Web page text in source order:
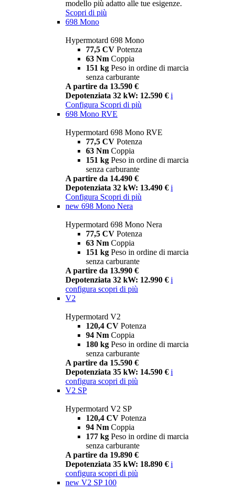
modello più adatto alle tue esigenze.
Scopri di più
698 Mono
Hypermotard 698 Mono
77,5 CV Potenza
63 Nm Coppia
151 kg Peso in ordine di marcia
senza carburante
A partire da 13.590 €
Depotenziata 32 kW: 12.590 € i
Configura Scopri di più
698 Mono RVE
Hypermotard 698 Mono RVE
77,5 CV Potenza
63 Nm Coppia
151 kg Peso in ordine di marcia
senza carburante
A partire da 14.490 €
Depotenziata 32 kW: 13.490 € i
Configura Scopri di più
new 698 Mono Nera
Hypermotard 698 Mono Nera
77,5 CV Potenza
63 Nm Coppia
151 kg Peso in ordine di marcia
senza carburante
A partire da 13.990 €
Depotenziata 32 kW: 12.990 € i
configura scopri di più
V2
Hypermotard V2
120,4 CV Potenza
94 Nm Coppia
180 kg Peso in ordine di marcia
senza carburante
A partire da 15.590 €
Depotenziata 35 kW: 14.590 € i
configura scopri di più
V2 SP
Hypermotard V2 SP
120,4 CV Potenza
94 Nm Coppia
177 kg Peso in ordine di marcia
senza carburante
A partire da 19.890 €
Depotenziata 35 kW: 18.890 € i
configura scopri di più
new V2 SP 100